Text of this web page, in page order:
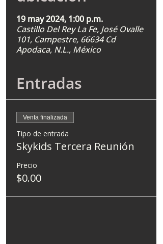
19 may 2024, 1:00 p.m.
Castillo Del Rey La Fe, José Ovalle
101, Campestre, 66634 Cd
Apodaca, N.L., México
Entradas
Venta finalizada
Tipo de entrada
Skykids Tercera Reunión
Precio
$0.00